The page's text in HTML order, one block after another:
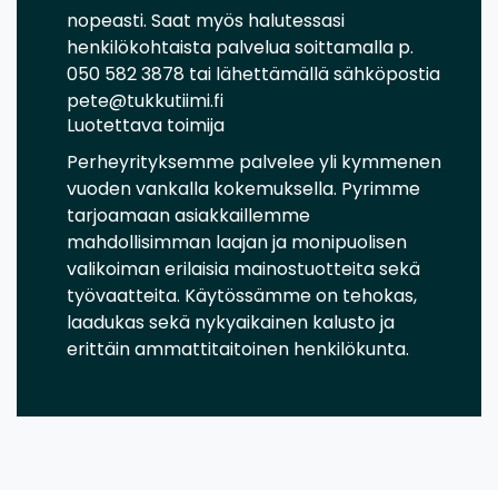
nopeasti. Saat myös halutessasi
henkilökohtaista palvelua soittamalla p.
050 582 3878 tai lähettämällä sähköpostia
pete@tukkutiimi.fi
Luotettava toimija
Perheyrityksemme palvelee yli kymmenen
vuoden vankalla kokemuksella. Pyrimme
tarjoamaan asiakkaillemme
mahdollisimman laajan ja monipuolisen
valikoiman erilaisia mainostuotteita sekä
työvaatteita. Käytössämme on tehokas,
laadukas sekä nykyaikainen kalusto ja
erittäin ammattitaitoinen henkilökunta.